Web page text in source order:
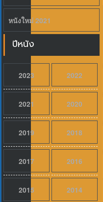
หนังใหม่ 2021
ปีหนัง
2023 2022
2021 2020
2019 2018
2017 2016
2015 2014